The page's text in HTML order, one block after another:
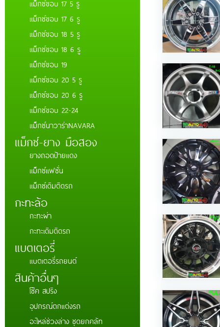
แม็กซ์ขอบ 17 5 รู
แม็กซ์ขอบ 17 6 รู
แม็กซ์ขอบ 18 5 รู
แม็กซ์ขอบ 18 6 รู
แม็กซ์ขอบ 19
แม็กซ์ขอบ 20 5 รู
แม็กซ์ขอบ 20 6 รู
แม็กซ์ขอบ 22-24
แม็กซ์นาวาร่าNAVARA
แม็กซ์-ยาง มือสอง
ยางถอดป้ายแดง
แม็กซ์แฟชั่น
แม็กซ์เดิมติดรถ
กะทะล้อ
กะทะผ่า
กะทะเดิมติดรถ
แบตเตอรี่่
แบตเตอรี่รถยนต์
สินค้าอื่นๆ
โช๊ค สปริง
อุปกรณ์ตกแต่งรถ
อะไหล่ช่วงล่าง ชุดยกคลัท